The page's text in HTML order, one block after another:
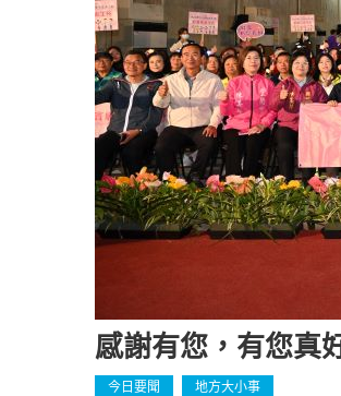
感謝有您，有您真
今日要聞 地方大小事